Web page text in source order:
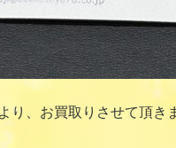
、お買取りさせて頂き